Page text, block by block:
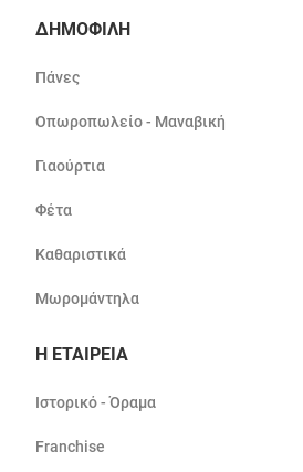
ΔΗΜΟΦΙΛΗ
Πάνες
Οπωροπωλείο - Μαναβική
Γιαούρτια
Φέτα
Καθαριστικά
Μωρομάντηλα
Η ΕΤΑΙΡΕΙΑ
Ιστορικό - Όραμα
Franchise